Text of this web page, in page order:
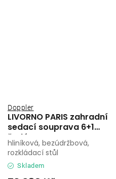
LIVORNO PARIS zahradní
sedací souprava 6+1
šedá
Doppler
Skladem
hliníková, bezúdržbová,
rozkládací stůl